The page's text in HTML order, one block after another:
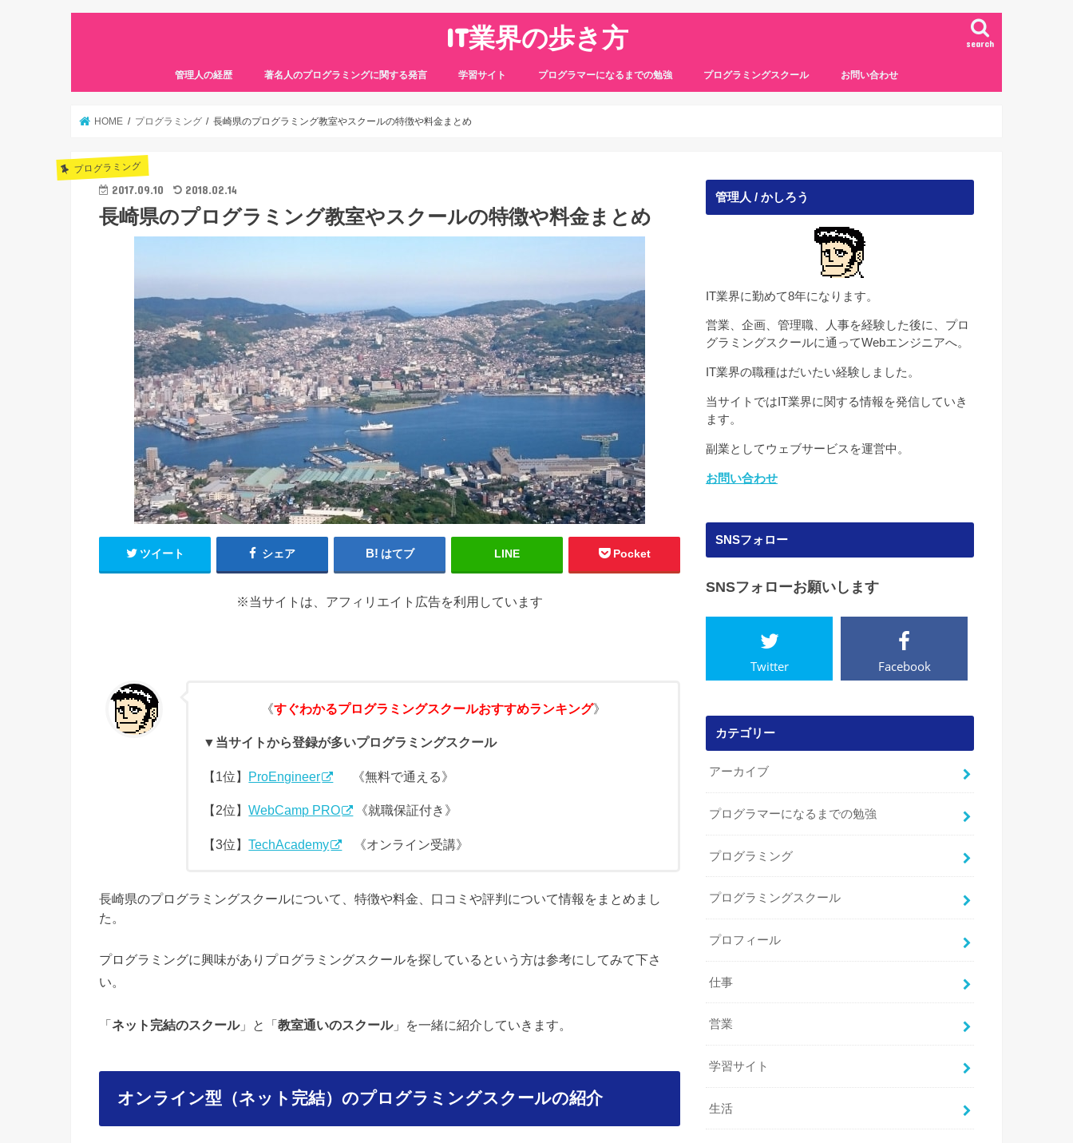
IT業界の歩き方 search
管理人の経歴 著名人のプログラミングに関する発言 学習サイト プログラマーになるまでの勉強 プログラミングスクール お問い合わせ
HOME プログラミング 長崎県のプログラミング教室やスクールの特徴や料金まとめ
プログラミング
2017.09.10 2018.02.14
長崎県のプログラミング教室やスクールの特徴や料金まとめ
ツイート シェア はてブ LINE Pocket
※当サイトは、アフィリエイト広告を利用しています
《すぐわかるプログラミングスクールおすすめランキング》
▼当サイトから登録が多いプログラミングスクール
【1位】 ProEngineer 《無料で通える》
【2位】WebCamp PRO 《就職保証付き》
【3位】TechAcademy 《オンライン受講》
長崎県のプログラミングスクールについて、特徴や料金、口コミや評判について情報をまとめまし
た。
プログラミングに興味がありプログラミングスクールを探しているという方は参考にしてみて下さ
い。
「 ネット完結のスクール」と「 教室通いのスクール」を一緒に紹介していきます。
オンライン型（ネット完結）のプログラミングスクールの紹介
管理人 / かしろう
IT業界に勤めて8年になります。
営業、企画、管理職、人事を経験した後に、プロ
グラミングスクールに通ってWebエンジニアへ。
IT業界の職種はだいたい経験しました。
当サイトではIT業界に関する情報を発信していき
ます。
副業としてウェブサービスを運営中。
お問い合わせ
SNSフォロー
SNSフォローお願いします
Twitter Facebook
カテゴリー
アーカイブ
プログラマーになるまでの勉強
プログラミング
プログラミングスクール
プロフィール
仕事
営業
学習サイト
生活